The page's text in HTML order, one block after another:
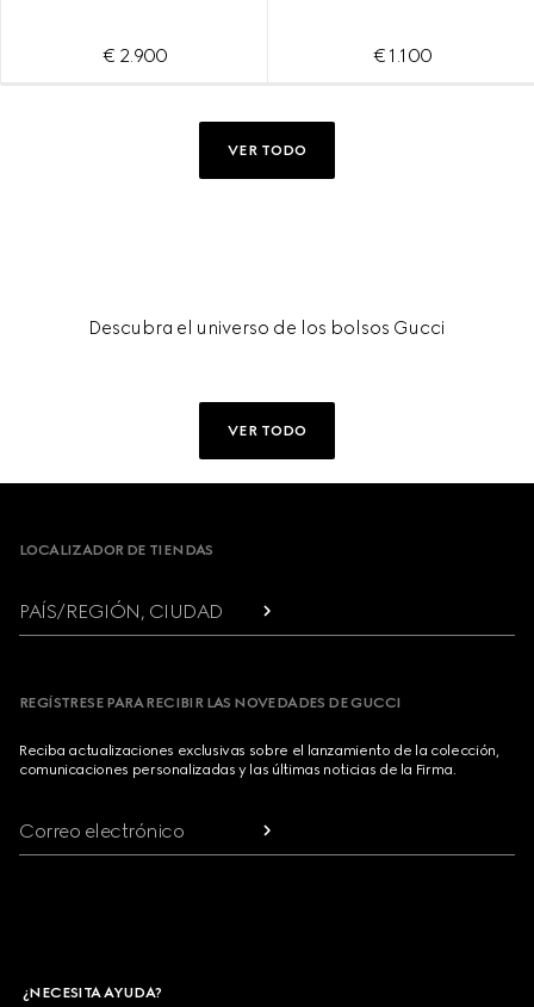
€ 2.900 € 1.100
VER TODO
Descubra el universo de los bolsos Gucci
VER TODO
Footer
LOCALIZADOR DE TIENDAS
PAÍS/REGIÓN, CIUDAD
REGÍSTRESE PARA RECIBIR LAS NOVEDADES DE GUCCI
Reciba actualizaciones exclusivas sobre el lanzamiento de la colección,
comunicaciones personalizadas y las últimas noticias de la Firma.
Correo electrónico
¿NECESITA AYUDA?